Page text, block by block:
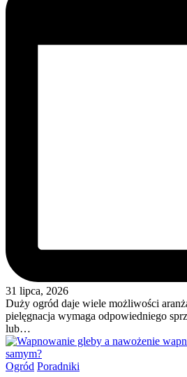
31 lipca, 2026
Duży ogród daje wiele możliwości
pielęgnacja wymaga odpowiedniego
lub…
Posted
Ogród Poradniki